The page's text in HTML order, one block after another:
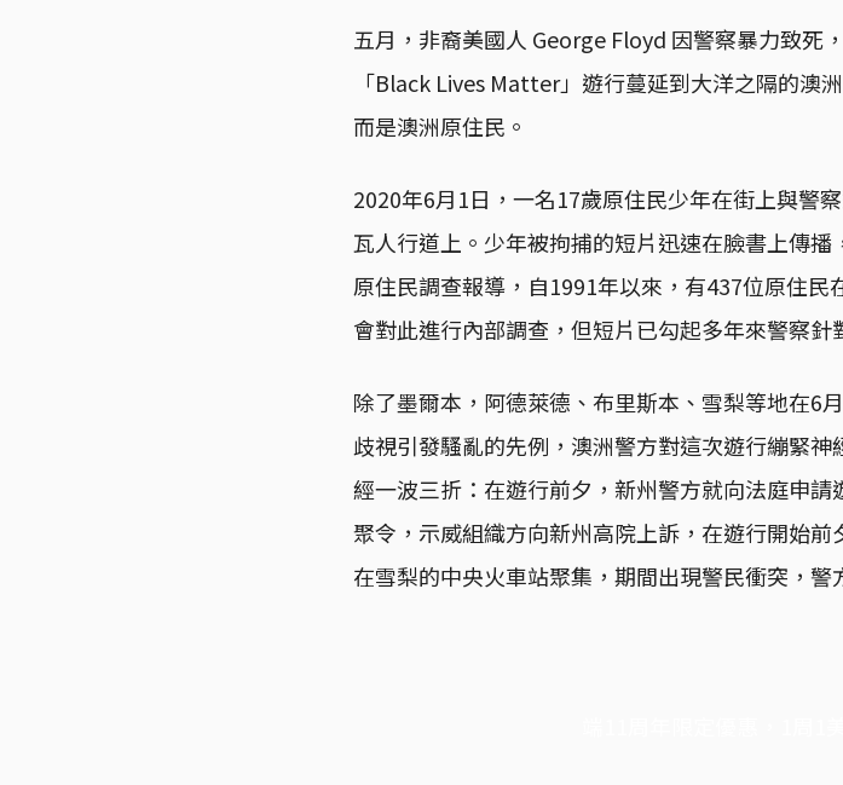
五月，非裔美國人 George Floyd 因警察暴力致死
「Black Lives Matter」遊行蔓延到大洋之隔的澳
而是澳洲原住民。
2020年6月1日，一名17歲原住民少年在街上與警
瓦人行道上。少年被拘捕的短片迅速在臉書上傳
原住民調查報導，自1991年以來，有437位原住
會對此進行內部調查，但短片已勾起多年來警察針
除了墨爾本，阿德萊德、布里斯本、雪梨等地在6
歧視引發騷亂的先例，澳洲警方對這次遊行繃緊
經一波三折：在遊行前夕，新州警方就向法庭申
聚令，示威組織方向新州高院上訴，在遊行開始
在雪梨的中央火車站聚集，期間出現警民衝突，警